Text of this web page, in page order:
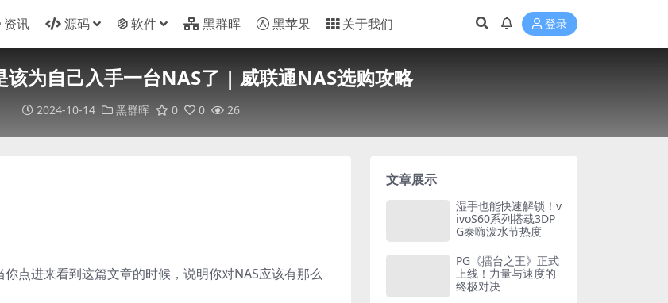
资讯 源码 软件 黑群晖 黑苹果 关于我们 登录
该为自己入手一台NAS了 | 威联通NAS选购攻略
2024-10-14 黑群晖 0 0 26
点进来看到这篇文章的时候，说明你对NAS应该有那么
文章展示
湿手也能快速解锁！v
ivoS60系列搭载3DP
G泰嗨泼水节热度
PG《擂台之王》正式
上线！力量与速度的
终极对决